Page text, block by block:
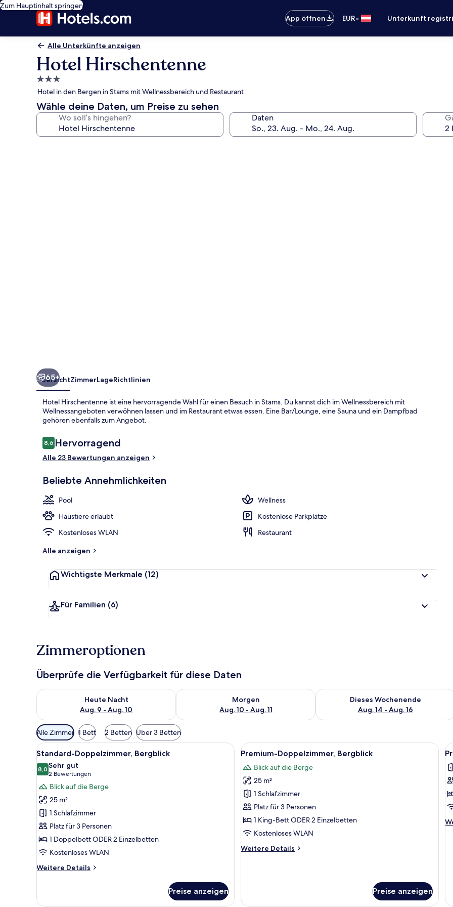
Zum Hauptinhalt springen
App öffnen
EUR• Unterkunft
Alle Unterkünfte anzeigen
Hotel Hirschentenne
3.0-
Sterne-
Unterkunft
Hotel in den Bergen in Stams mit Wellnessbereich und Restaurant
Wähle deine Daten, um Preise zu sehen
Wo soll’s hingehen? Daten
65+
ÜbersichtZimmerLageRichtlinien
Hotel Hirschentenne ist eine hervorragende Wahl für einen Besuch in Stams. Du kannst dich im Wellnessbereich mit
Wellnessangeboten verwöhnen lassen und im Restaurant etwas essen. Eine Bar/Lounge, eine Sauna und ein Dampfbad
gehören ebenfalls zum Angebot.
Bewertungen
8,68,6 von 10.
Hervorragend
Alle 23 Bewertungen anzeigen
Beliebte Annehmlichkeiten
Pool
Wellness
Haustiere erlaubt
Kostenlose Parkplätze
Kostenloses WLAN
Restaurant
Alle anzeigen
Wichtigste Merkmale (12)
Für Familien (6)
Zimmeroptionen
Überprüfe die Verfügbarkeit für diese Daten
Heute Nacht
Aug. 9 - Aug. 10
Überprüfe die Verfügbarkeit für heute Nacht, Aug. 9 - Aug. 10.
Morgen
Aug. 10 - Aug. 11
Überprüfe die Verfügbarkeit für morgen, Aug. 10 - Aug. 11.
Dieses Wochenende
Aug. 14 - Aug. 16
Überprüfe die Verfügbarkeit für
Verfügbare
Filter
für
Zimmer
Alle Zimmer 1 Bett 2 Betten Über 3 Betten
Alle
Fotos
für
Standard-
Doppelzimmer,
Bergblick
anzeigen
Ein Doppelbett mit hölzernem Kopfteil, zwei Nachttischlampen und einem Nachttisch mit Lampe.
5
Standard-Doppelzimmer, Bergblick
8,08,0 von 10
Sehr gut
2 Bewertungen
(2
Bewertungen)
Blick auf die Berge
25 m²
1 Schlafzimmer
Platz für 3 Personen
1 Doppelbett ODER 2 Einzelbetten
Kostenloses WLAN
Weitere Details
Weitere
Doppelzimmer,
Preise anzeigen
Alle
Fotos
für
Premium-
Doppelzimmer,
Bergblick
anzeigen
Ein Schlafzimmer mit Bett, Sessel,
3
Premium-Doppelzimmer, Bergblick
Blick auf die Berge
25 m²
1 Schlafzimmer
Platz für 3 Personen
1 King-Bett ODER 2 Einzelbetten
Kostenloses WLAN
Weitere Details
Weitere
Preise anzeigen